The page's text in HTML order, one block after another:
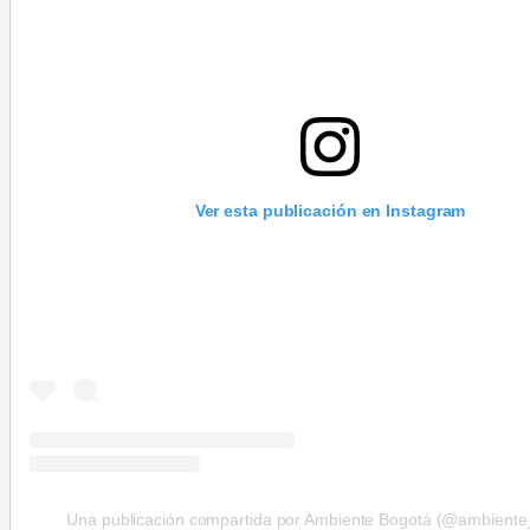
Ver esta publicación en Instagram
Una publicación compartida por Ambiente Bogotá